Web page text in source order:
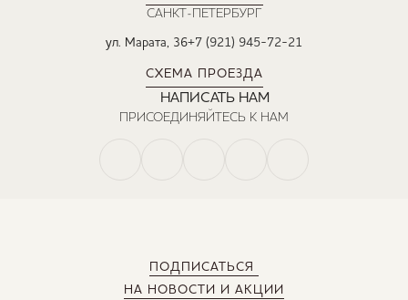
ПОДПИСАТЬСЯ
НА НОВОСТИ И АКЦИИ
САНКТ-ПЕТЕРБУРГ
ул. Марата, 36+7 (921) 945-72-21
СХЕМА ПРОЕЗДА
НАПИСАТЬ НАМ
ПРИСОЕДИНЯЙТЕСЬ К НАМ